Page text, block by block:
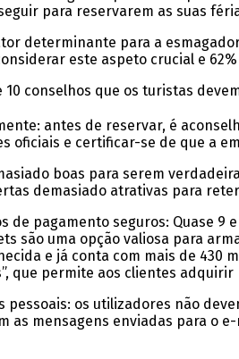
para reservarem as suas
determinante para a
este aspeto crucial e
10 conselhos que os turistas
antes de reservar, é
oficiais e certificar-se de que a
boas para serem
demasiado atrativas para
de pagamento seguros: Quase 9
são uma opção valiosa para
e já conta com mais de 430
que permite aos clientes
pessoais: os utilizadores não
as mensagens enviadas para o